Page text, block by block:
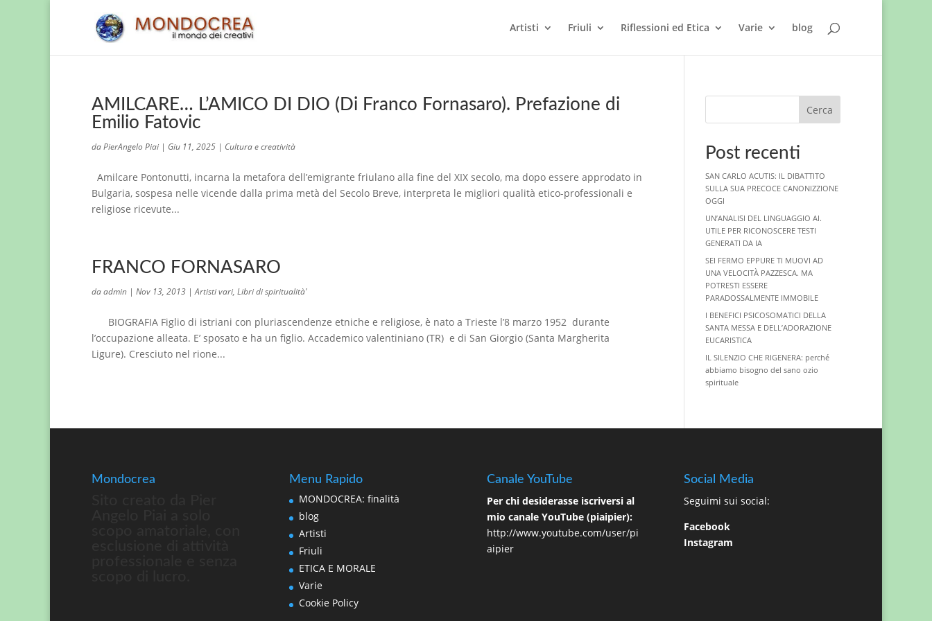
Artisti Friuli Riflessioni ed Etica Varie blog
AMILCARE… L’AMICO DI DIO (Di Franco Fornasaro). Prefazione di
Emilio Fatovic
daPierAngelo Piai | Giu 11, 2025 | Cultura e creatività
Amilcare Pontonutti, incarna la metafora dell’emigrante friulano alla fine del XIX secolo, ma dopo essere approdato in
Bulgaria, sospesa nelle vicende dalla prima metà del Secolo Breve, interpreta le migliori qualità etico-professionali e
religiose ricevute...
FRANCO FORNASARO
daadmin | Nov 13, 2013 |Artisti vari, Libri di spiritualità'
BIOGRAFIA Figlio di istriani con pluriascendenze etniche e religiose, è nato a Trieste l’8 marzo 1952 durante
l’occupazione alleata. E’ sposato e ha un figlio. Accademico valentiniano (TR) e di San Giorgio (Santa Margherita
Ligure). Cresciuto nel rione...
Cerca
Post recenti
SAN CARLO ACUTIS: IL DIBATTITO
SULLA SUA PRECOCE CANONIZZIONE
OGGI
UN’ANALISI DEL LINGUAGGIO AI.
UTILE PER RICONOSCERE TESTI
GENERATI DA IA
SEI FERMO EPPURE TI MUOVI AD
UNA VELOCITÀ PAZZESCA. MA
POTRESTI ESSERE
PARADOSSALMENTE IMMOBILE
I BENEFICI PSICOSOMATICI DELLA
SANTA MESSA E DELL’ADORAZIONE
EUCARISTICA
IL SILENZIO CHE RIGENERA: perché
abbiamo bisogno del sano ozio
spirituale
Mondocrea Menu Rapido
MONDOCREA: finalità
blog
Artisti
Friuli
ETICA E MORALE
Varie
Cookie Policy
Canale YouTube
Per chi desiderasse iscriversi al
mio canale YouTube (piaipier):
http://www.youtube.com/user/pi
aipier
Social Media
Seguimi sui social:
Facebook
Instagram